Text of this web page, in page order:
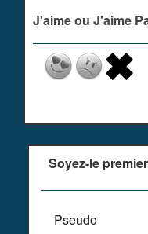
J'aime ou J'aime
Soyez-le
Pseudo